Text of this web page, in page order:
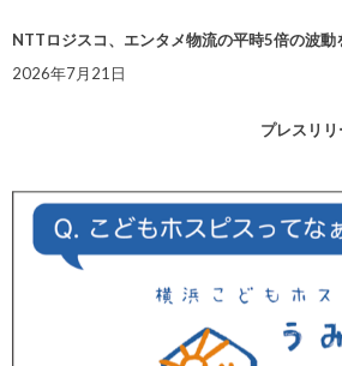
NTTロジスコ、エンタメ物流の平時5倍の波
2026年7月21日
プレスリ